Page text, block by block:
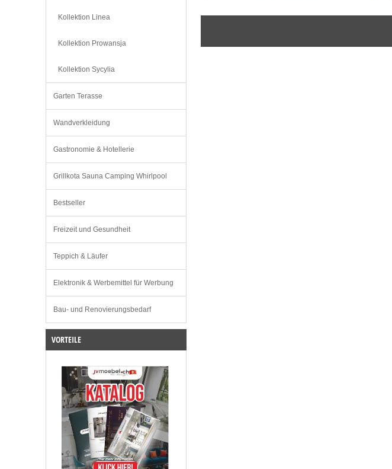
Kollektion Linea
Kollektion Prowansja
Kollektion Sycylia
Garten Terasse
Wandverkleidung
Gastronomie & Hotellerie
Grillkota Sauna Camping Whirlpool
Bestseller
Freizeit und Gesundheit
Teppich & Läufer
Elektronik & Werbemittel für Werbung
Bau- und Renovierungsbedarf
VORTEILE